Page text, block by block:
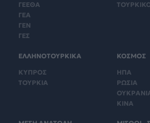
ΓΕΕΘΑ
ΓΕΑ
ΓΕΝ
ΓΕΣ
ΕΛΛΗΝΟΤΟΥΡΚΙΚΑ
ΚΥΠΡΟΣ
ΤΟΥΡΚΙΑ
ΚΟΣΜΟΣ
ΗΠΑ
ΡΩΣΙΑ
ΚΙΝΑ